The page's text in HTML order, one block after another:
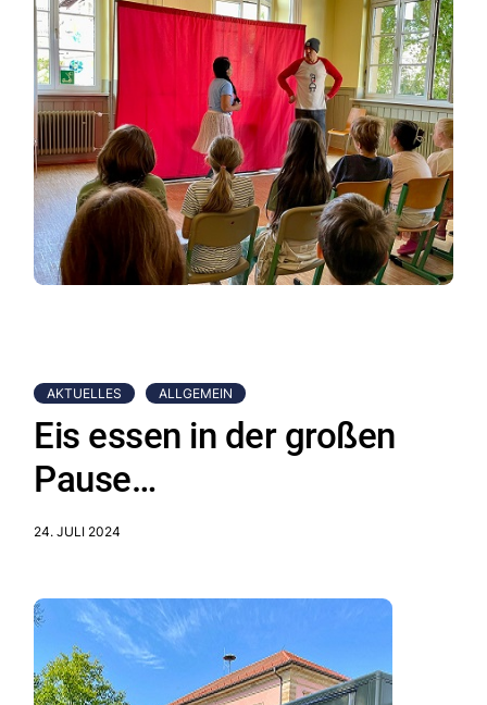
AKTUELLES ALLGEMEIN
Eis essen in der großen
Pause…
24. JULI 2024